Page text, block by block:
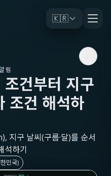
🇰🇷
림
건부터 지구
조건 해석하
지구 날씨(구름·달)를 순서
석하기
민국)